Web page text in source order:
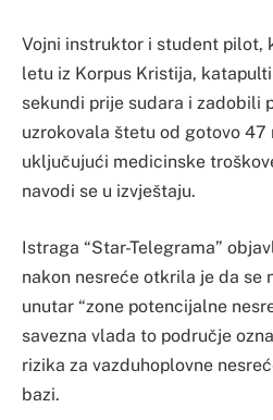
Vojni instruktor i student pilot,
letu iz Korpus Kristija,
sekundi prije sudara i zadobili
uzrokovala štetu od gotovo 47
uključujući medicinske
navodi se u izvještaju.
Istraga “Star-Telegrama”
nakon nesreće otkrila je da se
unutar “zone potencijalne
savezna vlada to područje
rizika za vazduhoplovne
bazi.